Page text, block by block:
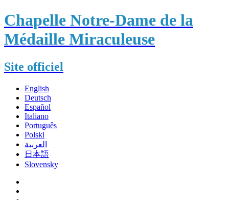
Chapelle Notre-Dame de la
Médaille Miraculeuse
Site officiel
English
Deutsch
Español
Italiano
Português
Polski
العربية
日本語
Slovensky